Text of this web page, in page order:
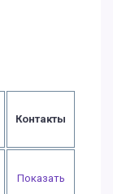
Контакты
Показать